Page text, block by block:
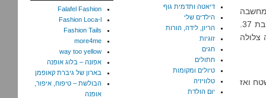
צלולה
ואז
דיאטה ותדמית גוף
הילדים שלי
הריון, לידה, הורות
זוגיות
חגים
חתולים
טיולים ומקומות
טלוויזיה
יום הולדת
Falafel Fashion
Fashion Loca-l
Fashion Tails
more4me
way too yellow
אפונה – בלוג אופנה
בארון של גיברת קאופמן
הבולשת – טיפוח, איפור,
אופנה